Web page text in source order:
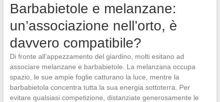
Barbabietole e melanzane:
un’associazione nell’orto, è
davvero compatibile?
Di fronte all’appezzamento del giardino, molti esitano ad
associare melanzane e barbabietole. La melanzana occupa
spazio, le sue ampie foglie catturano la luce, mentre la
barbabietola concentra tutta la sua energia sottoterra. Per
evitare qualsiasi competizione, distanziate generosamente le